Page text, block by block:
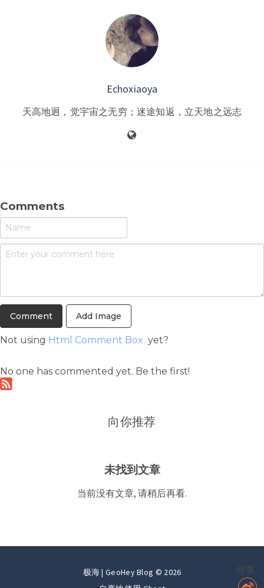
Echoxiaoya
天高地迥，觉宇宙之无穷；迷途知返，立天地之远志
Comments
Add Image
Not using Html Comment Box yet?
No one has commented yet. Be the first!
向你推荐
未找到文章
当前没有文章, 请稍后再看.
极海 | GeoHey Blog © 2026
分享